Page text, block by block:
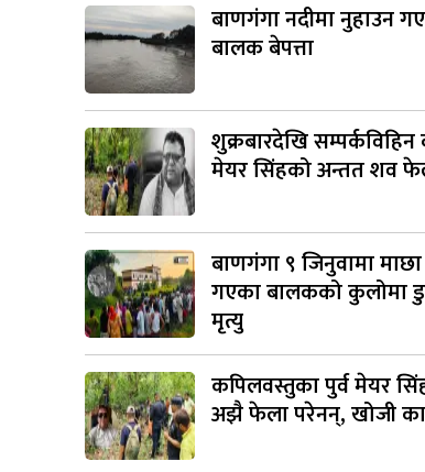
बाणगंगा नदीमा नुहाउन
बालक बेपत्ता
शुक्रबारदेखि सम्पर्कविहिन
मेयर सिंहको अन्तत शव
बाणगंगा ९ जिनुवामा माछा
गएका बालकको कुलोमा
मृत्यु
कपिलवस्तुका पुर्व मेयर
अझै फेला परेनन्, खोजी